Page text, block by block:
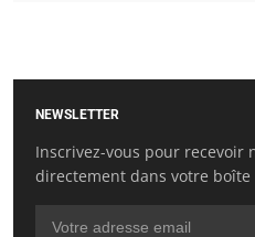
NEWSLETTER
Inscrivez-vous pour recevoir
directement dans votre boîte